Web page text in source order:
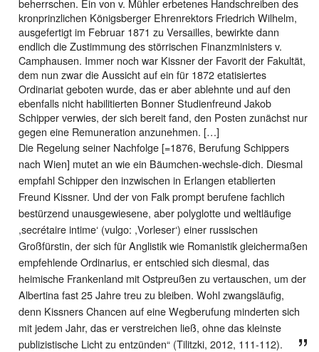
beherrschen. Ein von v. Mühler erbetenes Handschreiben des
kronprinzlichen Königsberger Ehrenrektors Friedrich Wilhelm,
ausgefertigt im Februar 1871 zu Versailles, bewirkte dann
endlich die Zustimmung des störrischen Finanzministers v.
Camphausen. Immer noch war Kissner der Favorit der Fakultät,
dem nun zwar die Aussicht auf ein für 1872 etatisiertes
Ordinariat geboten wurde, das er aber ablehnte und auf den
ebenfalls nicht habilitierten Bonner Studienfreund Jakob
Schipper verwies, der sich bereit fand, den Posten zunächst nur
gegen eine Remuneration anzunehmen. […]
Die Regelung seiner Nachfolge [=1876, Berufung Schippers
nach Wien] mutet an wie ein Bäumchen-wechsle-dich. Diesmal
empfahl Schipper den inzwischen in Erlangen etablierten
Freund Kissner. Und der von Falk prompt berufene fachlich
bestürzend unausgewiesene, aber polyglotte und weltläufige
,secrétaire intime‘ (vulgo: ,Vorleser‘) einer russischen
Großfürstin, der sich für Anglistik wie Romanistik gleichermaßen
empfehlende Ordinarius, er entschied sich diesmal, das
heimische Frankenland mit Ostpreußen zu vertauschen, um der
Albertina fast 25 Jahre treu zu bleiben. Wohl zwangsläufig,
denn Kissners Chancen auf eine Wegberufung minderten sich
mit jedem Jahr, das er verstreichen ließ, ohne das kleinste
publizistische Licht zu entzünden“ (Tilitzki, 2012, 111-112).